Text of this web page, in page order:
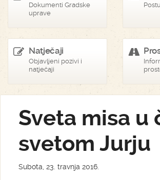
Dokumenti Gradske
uprave
Natječaji
Objavljeni pozivi i
natječaji
Sveta misa u
svetom Jurju
Subota, 23. travnja 2016.